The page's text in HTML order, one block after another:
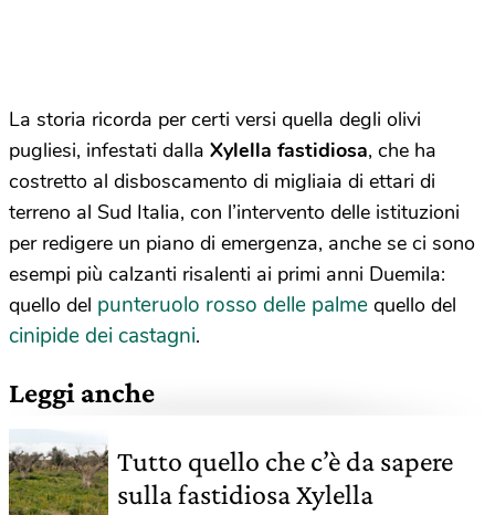
La storia ricorda per certi versi quella degli olivi
pugliesi, infestati dalla Xylella fastidiosa, che ha
costretto al disboscamento di migliaia di ettari di
terreno al Sud Italia, con l’intervento delle istituzioni
per redigere un piano di emergenza, anche se ci sono
esempi più calzanti risalenti ai primi anni Duemila:
quello del punteruolo rosso delle palme quello del
cinipide dei castagni.
Leggi anche
Tutto quello che c’è da sapere
sulla fastidiosa Xylella